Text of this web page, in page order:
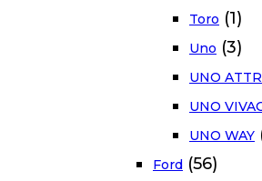
Toro (1)
Uno (3)
UNO
UNO
UNO WAY
Ford (56)